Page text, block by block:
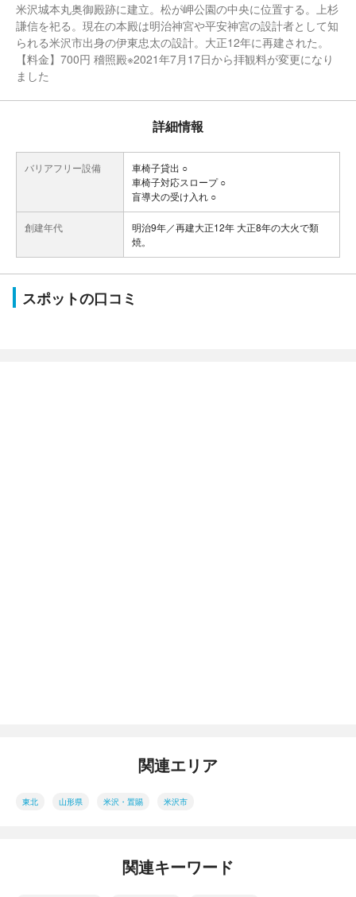
米沢城本丸奥御殿跡に建立。松が岬公園の中央に位置する。上杉
謙信を祀る。現在の本殿は明治神宮や平安神宮の設計者として知
られる米沢市出身の伊東忠太の設計。大正12年に再建された。
【料金】700円 稽照殿※2021年7月17日から拝観料が変更になり
ました
詳細情報
バリアフリー設備
車椅子貸出 ○
車椅子対応スロープ ○
盲導犬の受け入れ ○
創建年代
明治9年／再建大正12年 大正8年の大火で類
焼。
スポットの口コミ
関連エリア
東北 山形県 米沢・置賜 米沢市
関連キーワード